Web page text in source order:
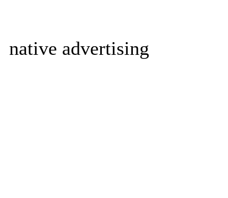
native advertising